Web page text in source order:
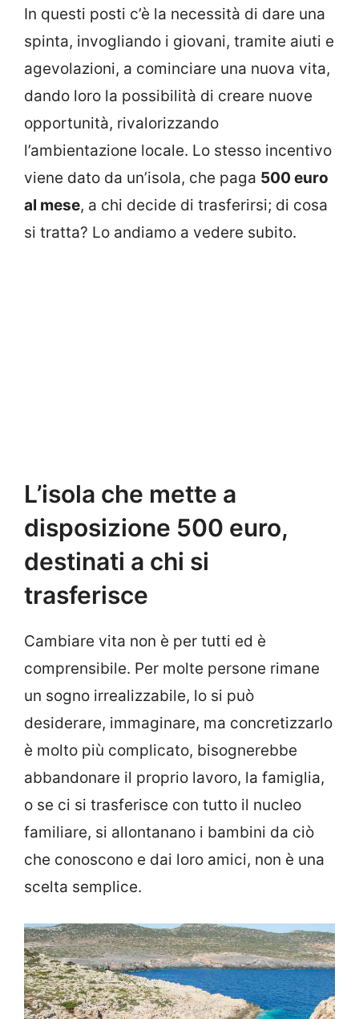
In questi posti c’è la necessità di dare una
spinta, invogliando i giovani, tramite aiuti e
agevolazioni, a cominciare una nuova vita,
dando loro la possibilità di creare nuove
opportunità, rivalorizzando
l’ambientazione locale. Lo stesso incentivo
viene dato da un’isola, che paga 500 euro
al mese, a chi decide di trasferirsi; di cosa
si tratta? Lo andiamo a vedere subito.
L’isola che mette a
disposizione 500 euro,
destinati a chi si
trasferisce
Cambiare vita non è per tutti ed è
comprensibile. Per molte persone rimane
un sogno irrealizzabile, lo si può
desiderare, immaginare, ma concretizzarlo
è molto più complicato, bisognerebbe
abbandonare il proprio lavoro, la famiglia,
o se ci si trasferisce con tutto il nucleo
familiare, si allontanano i bambini da ciò
che conoscono e dai loro amici, non è una
scelta semplice.